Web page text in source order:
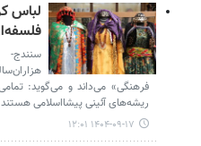
لباس
سنندج-
فرهنگی» می‌داند و می‌گوید:
ریشه‌های آئینی پیشااسلامی
۱۴۰۴-۰۹-۱۷ ۱۲:۰۱